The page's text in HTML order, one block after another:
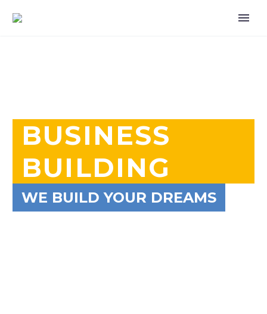
BUSINESS
BUILDING
WE BUILD YOUR DREAMS